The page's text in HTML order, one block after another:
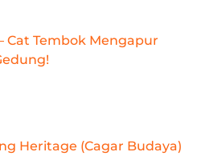
Cat Tembok Mengapur
Heritage (Cagar Budaya)